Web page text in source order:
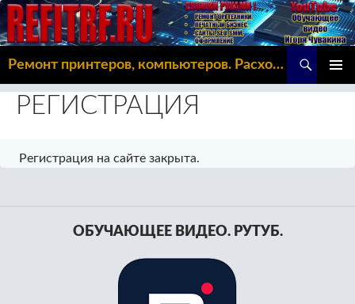
Ремонт принтеров, компьютеров. Расходка, Omoda C5
К
СОДЕРЖИМОМУ
РЕГИСТРАЦИЯ
Регистрация на сайте закрыта.
ОБУЧАЮЩЕЕ ВИДЕО. РУТУБ.